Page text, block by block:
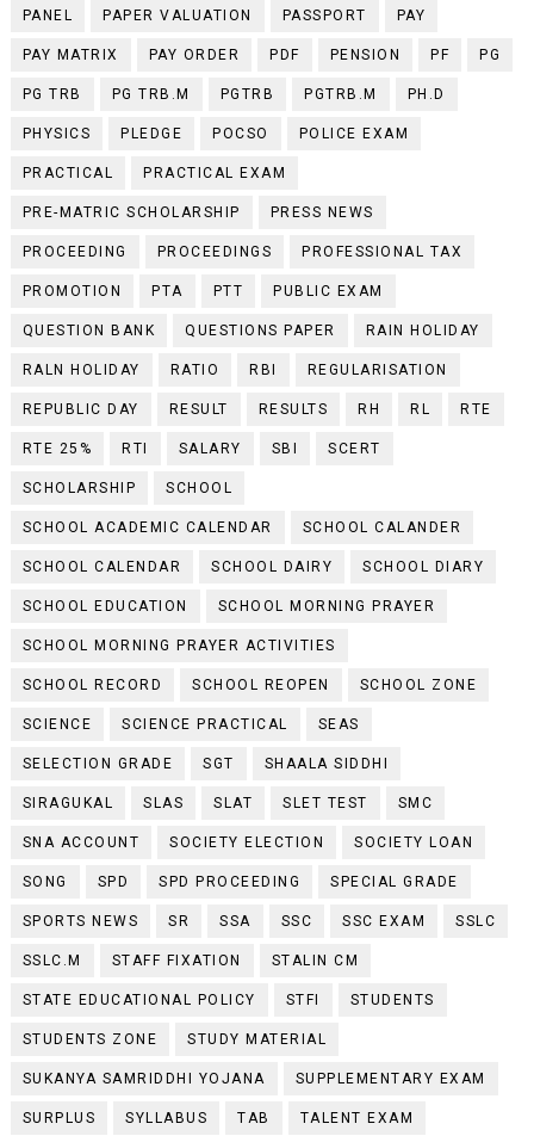
PANEL PAPER VALUATION PASSPORT PAY
PAY MATRIX PAY ORDER PDF PENSION PF PG
PG TRB PG TRB.M PGTRB PGTRB.M PH.D
PHYSICS PLEDGE POCSO POLICE EXAM
PRACTICAL PRACTICAL EXAM
PRE-MATRIC SCHOLARSHIP PRESS NEWS
PROCEEDING PROCEEDINGS PROFESSIONAL TAX
PROMOTION PTA PTT PUBLIC EXAM
QUESTION BANK QUESTIONS PAPER RAIN HOLIDAY
RALN HOLIDAY RATIO RBI REGULARISATION
REPUBLIC DAY RESULT RESULTS RH RL RTE
RTE 25% RTI SALARY SBI SCERT
SCHOLARSHIP SCHOOL
SCHOOL ACADEMIC CALENDAR SCHOOL CALANDER
SCHOOL CALENDAR SCHOOL DAIRY SCHOOL DIARY
SCHOOL EDUCATION SCHOOL MORNING PRAYER
SCHOOL MORNING PRAYER ACTIVITIES
SCHOOL RECORD SCHOOL REOPEN SCHOOL ZONE
SCIENCE SCIENCE PRACTICAL SEAS
SELECTION GRADE SGT SHAALA SIDDHI
SIRAGUKAL SLAS SLAT SLET TEST SMC
SNA ACCOUNT SOCIETY ELECTION SOCIETY LOAN
SONG SPD SPD PROCEEDING SPECIAL GRADE
SPORTS NEWS SR SSA SSC SSC EXAM SSLC
SSLC.M STAFF FIXATION STALIN CM
STATE EDUCATIONAL POLICY STFI STUDENTS
STUDENTS ZONE STUDY MATERIAL
SUKANYA SAMRIDDHI YOJANA SUPPLEMENTARY EXAM
SURPLUS SYLLABUS TAB TALENT EXAM